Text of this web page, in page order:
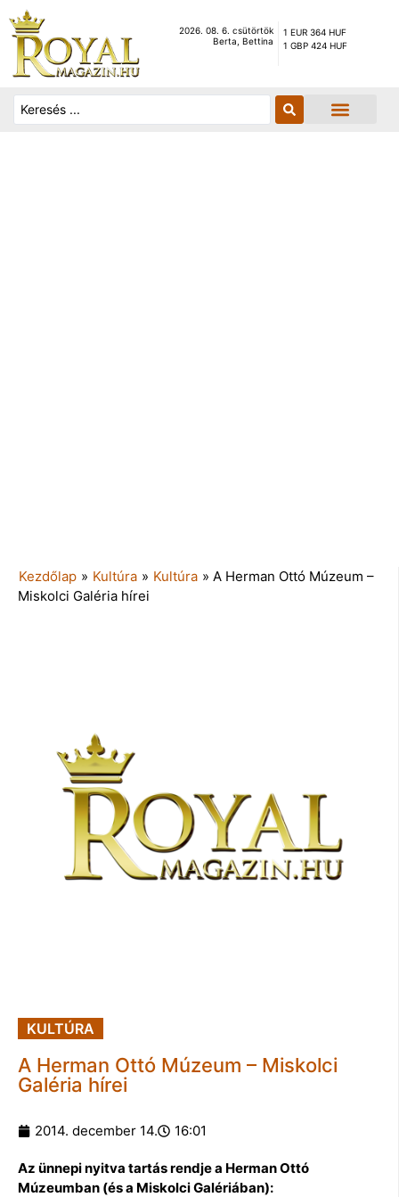
2026. 08. 6. csütörtök
Berta, Bettina
1 EUR 364 HUF
1 GBP 424 HUF
Kezdőlap » Kultúra » Kultúra » A Herman Ottó Múzeum –
Miskolci Galéria hírei
KULTÚRA
A Herman Ottó Múzeum – Miskolci
Galéria hírei
2014. december 14. 16:01
Az ünnepi nyitva tartás rendje a Herman Ottó
Múzeumban (és a Miskolci Galériában):